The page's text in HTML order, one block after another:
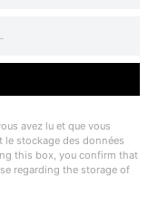
avez lu et que vous
stockage des données
this box, you confirm that
regarding the storage of